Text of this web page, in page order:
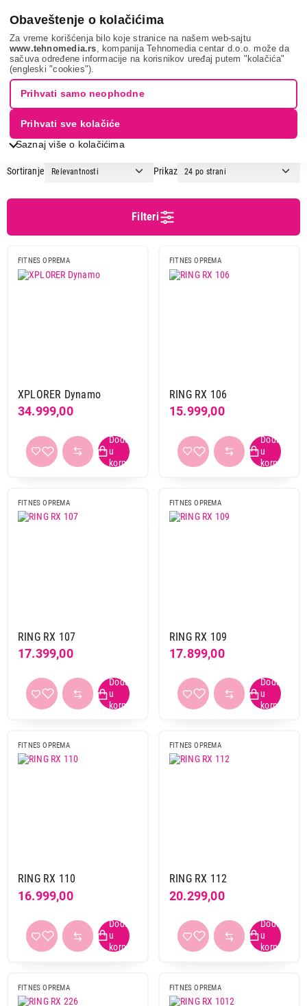
Obaveštenje o kolačićima
Za vreme korišćenja bilo koje stranice na našem web-sajtu
www.tehnomedia.rs , kompanija Tehnomedia centar d.o.o. može da
sačuva određene informacije na korisnikov uređaj putem "kolačića"
(engleski "cookies").
Saznaj više o kolačićima
Prihvati samo neophodne
Prihvati sve kolačiće
Sport i putovanje Trening i rekreacija Fitnes oprema
Podgrupa
Brend
Ring
Primeni filtere
FITNES OPREMA
Sortiranje Prikaz
1 2 3 ...
Filteri
FITNES OPREMA
XPLORER Dynamo
34.999,00
FITNES OPREMA
RING RX 106
15.999,00
FITNES OPREMA
RING RX 107
17.399,00
FITNES OPREMA
RING RX 109
17.899,00
FITNES OPREMA
RING RX 110
16.999,00
FITNES OPREMA
RING RX 112
20.299,00
FITNES OPREMA FITNES OPREMA